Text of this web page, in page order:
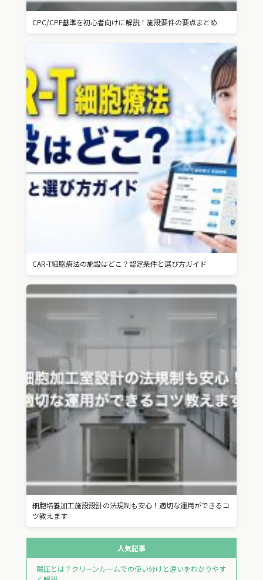
CPC/CPF基準を初心者向けに解説！施設要件の要点まとめ
CAR-T細胞療法の施設はどこ？認定条件と選び方ガイド
細胞培養加工施設設計の法規制も安心！適切な運用ができるコ
ツ教えます
人気記事
陽圧とは？クリーンルームでの使い分けと違いをわかりやす